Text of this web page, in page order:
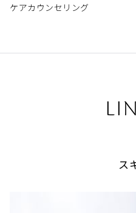
ケアカウンセリング
ス